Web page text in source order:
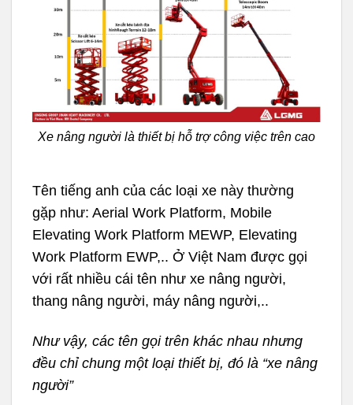
Xe nâng người là thiết bị hỗ trợ công việc trên cao
Tên tiếng anh của các loại xe này thường
gặp như: Aerial Work Platform, Mobile
Elevating Work Platform MEWP, Elevating
Work Platform EWP,.. Ở Việt Nam được gọi
với rất nhiều cái tên như xe nâng người,
thang nâng người, máy nâng người,..
Như vậy, các tên gọi trên khác nhau nhưng
đều chỉ chung một loại thiết bị, đó là “xe nâng
người”